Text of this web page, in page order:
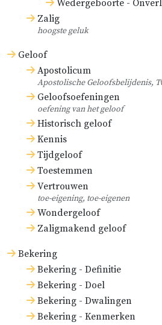
Wedergeboorte -
Zalig
hoogste geluk
Geloof
Apostolicum
Apostolische Geloofsbelijdenis,
Geloofsoefeningen
oefening van het geloof
Historisch geloof
Kennis
Tijdgeloof
Toestemmen
Vertrouwen
toe-eigening, toe-eigenen
Wondergeloof
Zaligmakend geloof
Bekering
Bekering - Definitie
Bekering - Doel
Bekering - Dwalingen
Bekering - Kenmerken